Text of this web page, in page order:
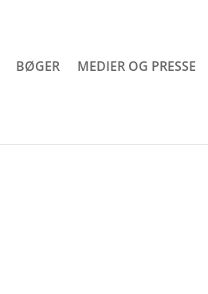
BØGER MEDIER OG PRESSE